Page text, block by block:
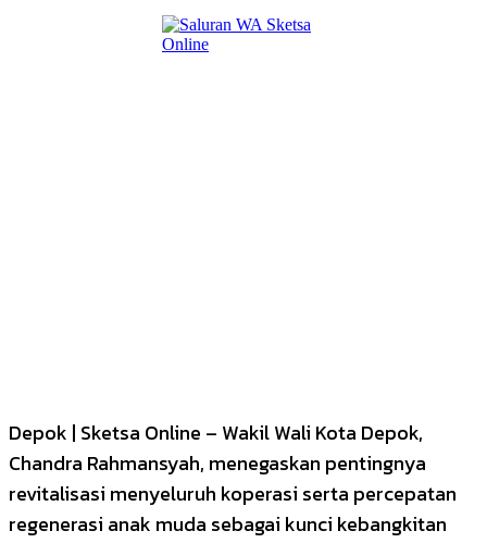
Depok | Sketsa Online – Wakil Wali Kota Depok,
Chandra Rahmansyah, menegaskan pentingnya
revitalisasi menyeluruh koperasi serta percepatan
regenerasi anak muda sebagai kunci kebangkitan